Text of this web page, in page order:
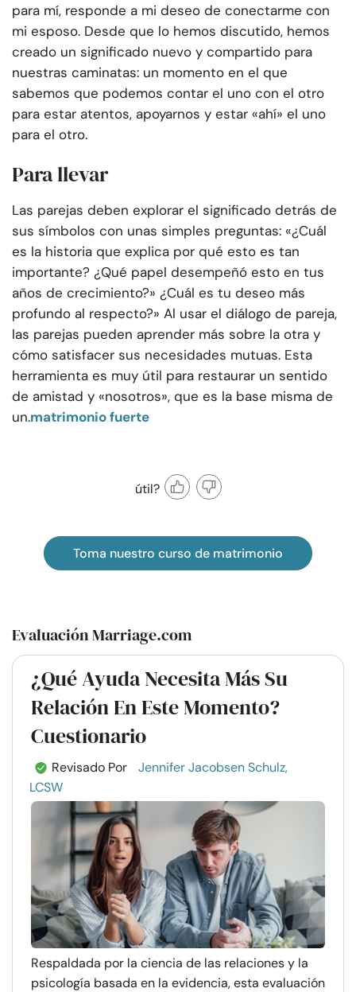
para mí, responde a mi deseo de conectarme con
mi esposo. Desde que lo hemos discutido, hemos
creado un significado nuevo y compartido para
nuestras caminatas: un momento en el que
sabemos que podemos contar el uno con el otro
para estar atentos, apoyarnos y estar «ahí» el uno
para el otro.
Para llevar
Las parejas deben explorar el significado detrás de
sus símbolos con unas simples preguntas: «¿Cuál
es la historia que explica por qué esto es tan
importante? ¿Qué papel desempeñó esto en tus
años de crecimiento?» ¿Cuál es tu deseo más
profundo al respecto?» Al usar el diálogo de pareja,
las parejas pueden aprender más sobre la otra y
cómo satisfacer sus necesidades mutuas. Esta
herramienta es muy útil para restaurar un sentido
de amistad y «nosotros», que es la base misma de
un.matrimonio fuerte
útil?
Toma nuestro curso de matrimonio
Evaluación Marriage.com
¿Qué Ayuda Necesita Más Su
Relación En Este Momento?
Cuestionario
Revisado Por
Jennifer Jacobsen Schulz,
LCSW
Respaldada por la ciencia de las relaciones y la
psicología basada en la evidencia, esta evaluación